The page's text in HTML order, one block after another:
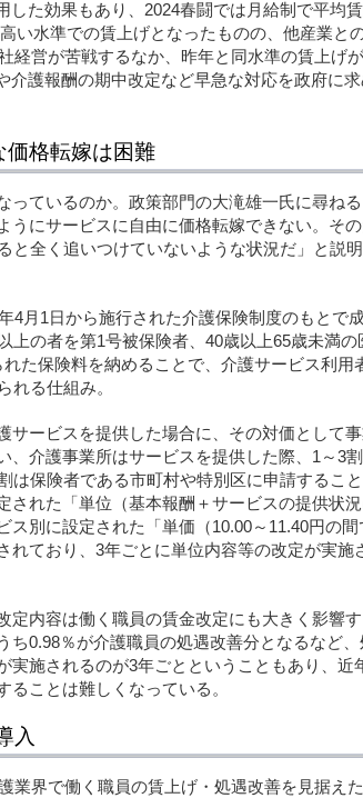
た効果もあり、2024春闘では月給制で平均
い水準での賃上げとなったものの、他産業と
経営が苦戦するなか、昨年と同水準の賃上げ
護報酬の期中改定など早急な対応を政府に求
価格転嫁は困難
ているのか。政策部門の大滝雄一氏に尋ねる
うにサービスに自由に価格転嫁できない。その
と全く追いつけていないような状況だ」と説
4月1日から施行された介護保険制度のもとで
上の者を第1号被保険者、40歳以上65歳未満の
た保険料を納めることで、介護サービス利用
れる仕組み。
サービスを提供した場合に、その対価として
介護事業所はサービスを提供した際、1～3
は保険者である市町村や特別区に申請するこ
れた「単位（基本報酬＋サービスの提供状況
別に設定された「単価（10.00～11.40円の間
れており、3年ごとに単位内容等の改定が実施
定内容は働く職員の賃金改定にも大きく影響す
ち0.98％が介護職員の処遇改善分となるなど、
実施されるのが3年ごとということもあり、近
ことは難しくなっている。
入
業界で働く職員の賃上げ・処遇改善を見据え